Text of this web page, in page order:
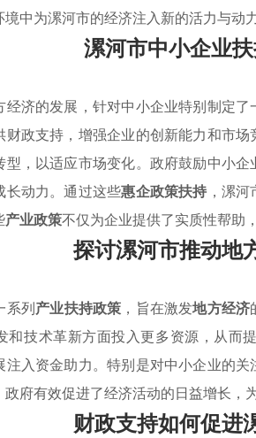
中为漯河市的经济注入新的活力与动
漯河市中小企业
经济的发展，针对中小企业特别制定了
财政支持，增强企业的创新能力和市
型，以适应市场变化。政府鼓励中小
长动力。通过这些惠企政策扶持 ，漯
产业政策不仅为企业提供了实质性帮助
探讨漯河市推动地
系列产业扶持政策 ，旨在激发地方经济
和技术革新方面投入更多资源，从而
注入资金助力。特别是对中小企业的
府有效促进了经济活动的日益增长，
财政支持如何促进